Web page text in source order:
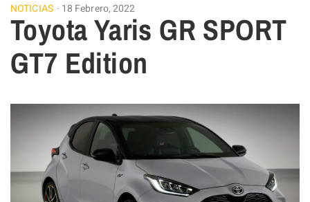
NOTICIAS 18 Febrero, 2022
Toyota Yaris GR SPORT
GT7 Edition